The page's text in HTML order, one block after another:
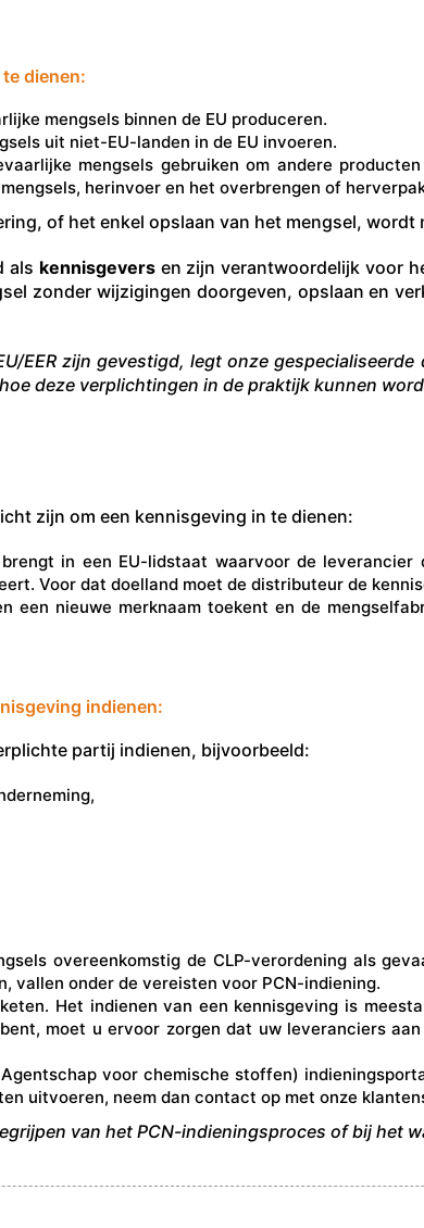
dienen:
mengsels binnen de EU produceren.
uit niet-EU-landen in de EU invoeren.
mengsels gebruiken om andere
herinvoer en het overbrengen of
of het enkel opslaan van het mengsel,
als kennisgeversen zijn verantwoordelijk voor
zonder wijzigingen doorgeven, opslaan en
EER zijn gevestigd, legt onze
deze verplichtingen in de praktijk kunnen
zijn om een kennisgeving in te dienen:
in een EU-lidstaat waarvoor de
Voor dat doelland moet de distributeur de
een nieuwe merknaam toekent en de
indienen:
partij indienen, bijvoorbeeld:
overeenkomstig de CLP-verordening als
vallen onder de vereisten voor PCN-indiening.
Het indienen van een kennisgeving is
moet u ervoor zorgen dat uw leveranciers
voor chemische stoffen)
uitvoeren, neem dan contact op met onze
van het PCN-indieningsproces of bij het